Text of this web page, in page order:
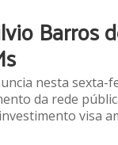
Barros
nesta sexta-
da rede
visa